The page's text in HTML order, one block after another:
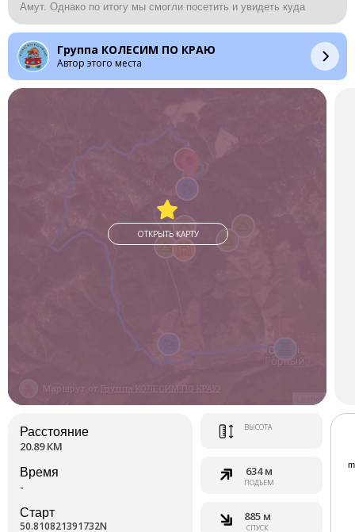
Амут. Однако по итогу мы смогли посетить и увидеть куда
Отчет о поездке:
https://dzen.ru/a/aM6T0JCR_Ci2wwv_
Группа КОЛЕСИМ ПО КРАЮ
Автор этого места
Маршрут от Группа КОЛЕСИМ ПО КРАЮ
Leaflet
ОТКРЫТЬ КАРТУ
Расстояние
20.89 КМ
Время
-
Старт
50.810821391732N
ВЫСОТА
634 м
ПОДЪЕМ
885 м
СПУСК
m